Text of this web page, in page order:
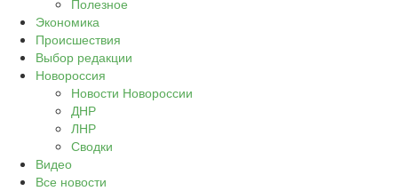
Полезное
Экономика
Происшествия
Выбор редакции
Новороссия
Новости Новороссии
ДНР
ЛНР
Сводки
Видео
Все новости